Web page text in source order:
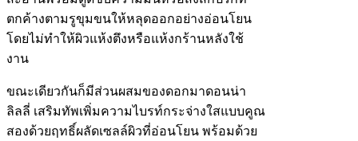
ตกค้างตามรูขุมขนให้หลุดออกอย่างอ่อนโยน
โดยไม่ทำให้ผิวแห้งตึงหรือแห้งกร้านหลังใช้
งาน
ขณะเดียวกันก็มีส่วนผสมของดอกมาดอนน่า
ลิลลี่ เสริมทัพเพิ่มความไบรท์กระจ่างใสแบบคูณ
สองด้วยฤทธิ์ผลัดเซลล์ผิวที่อ่อนโยน พร้อมด้วย